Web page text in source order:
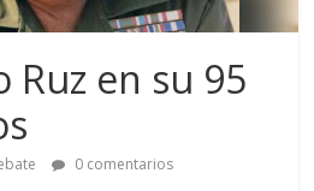
Ruz en su 95
0 comentarios